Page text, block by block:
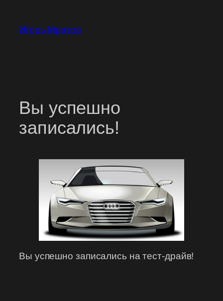
содержимому
Игорь Мратов
Вы успешно
записались!
Вы успешно записались на тест-драйв!